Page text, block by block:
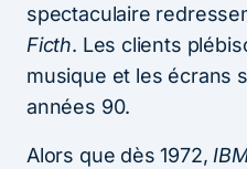
spectaculaire
Ficth. Les clients
musique et les écrans
années 90.
Alors que dès 1972,